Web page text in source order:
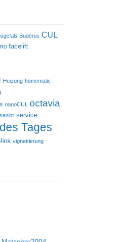
Buderus CUL
facelift
Heizung homematic
nanoCUL octavia
senior service
Tages
vignettierung